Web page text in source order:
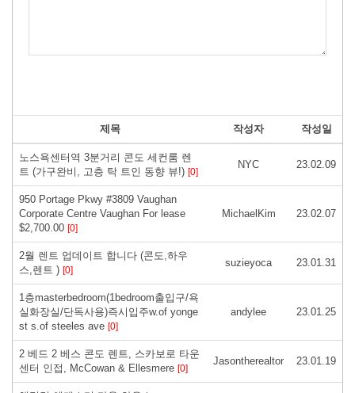
제목 작성자 작성일
노스욕센터역 3분거리 콘도 세컨룸 렌
트 (가구완비, 고층 탁 트인 동향 뷰!) [0]
NYC 23.02.09
950 Portage Pkwy #3809 Vaughan
Corporate Centre Vaughan For lease
$2,700.00 [0]
MichaelKim 23.02.07
2월 렌트 업데이트 합니다 (콘도,하우
스,렌트 ) [0]
suzieyoca 23.01.31
1층masterbedroom(1bedroom출입구/욕
실화장실/단독사용)즉시입주w.of yonge
st s.of steeles ave [0]
andylee 23.01.25
2 베드 2 베스 콘도 렌트, 스카보로 타운
센터 인접, McCowan & Ellesmere [0]
Jasontherealtor 23.01.19